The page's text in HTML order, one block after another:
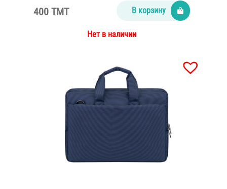
400 TMT В корзину
Нет в наличии